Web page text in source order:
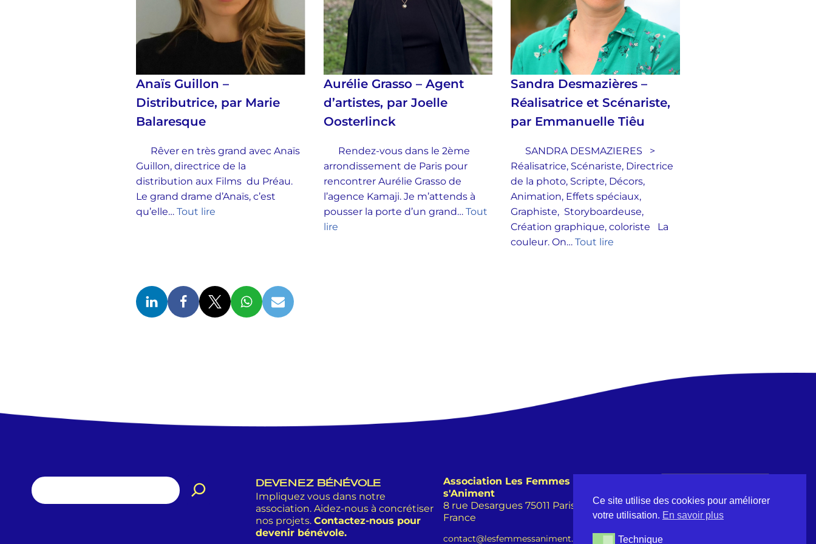
Anaïs Guillon –
Distributrice, par Marie
Balaresque
Rêver en très grand avec Anaïs
Guillon, directrice de la
distribution aux Films du Préau.
Le grand drame d’Anaïs, c’est
qu’elle… Tout lire
Aurélie Grasso – Agent
d’artistes, par Joelle
Oosterlinck
Rendez-vous dans le 2ème
arrondissement de Paris pour
rencontrer Aurélie Grasso de
l’agence Kamaji. Je m’attends à
pousser la porte d’un grand… Tout
lire
Sandra Desmazières –
Réalisatrice et Scénariste,
par Emmanuelle Tiêu
SANDRA DESMAZIERES >
Réalisatrice, Scénariste, Directrice
de la photo, Scripte, Décors,
Animation, Effets spéciaux,
Graphiste, Storyboardeuse,
Création graphique, coloriste La
couleur. On…Tout lire
DEVENEZ BÉNÉVOLE
Impliquez vous dans notre
association. Aidez-nous à concrétiser
nos projets. Contactez-nous pour
devenir bénévole.
Association Les Femmes
s'Animent
8 rue Desargues 75011 Paris -
France
contact@lesfemmessaniment.fr
Ce site utilise des cookies pour améliorer
votre utilisation. En savoir plus
TechniqueTechnique